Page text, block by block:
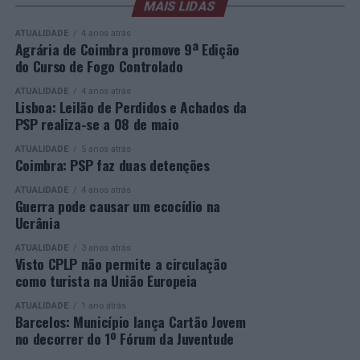
sociedade civil e empresas. Segue-se, à noite, a Gala de
Entrega dos Prémios, durante a qual serão anunciados
os vencedores de cada categoria, estando prevista a
presença de mais de 500 participantes.
Mais informações em:
https://awards.innovationinpolitics.eu/
respostas educativas capazes de dar uma segunda
oportunidade a quem pretende concluir o ensino
secundário e reforçar as suas competências pessoais e
profissionais.
Durante a cerimónia foi ainda reconhecido o trabalho
desenvolvido por toda a equipa de formadores e
para o sucesso desta edição do Curso EFA.
A Escola de Tecnologia e Gestão de Barcelos continua a
afirmar-se como uma referência na formação
profissional e na qualificação de adultos, contribuindo
para o desenvolvimento de competências, o aumento da
empregabilidade e a valorização do capital humano do
concelho e da região.
A Empresa Municipal de Educação e Cultura de Barcelos
felicita todos os diplomados por esta importante
MAIS LIDAS
ATUALIDADE 4 anos atrás
Agrária de Coimbra promove 9ª Edição
do Curso de Fogo Controlado
ATUALIDADE 4 anos atrás
Lisboa: Leilão de Perdidos e Achados da
PSP realiza-se a 08 de maio
ATUALIDADE 5 anos atrás
Coimbra: PSP faz duas detenções
ATUALIDADE 4 anos atrás
Guerra pode causar um ecocídio na
Ucrânia
ATUALIDADE 3 anos atrás
Visto CPLP não permite a circulação
como turista na União Europeia
ATUALIDADE 1 ano atrás
Barcelos: Município lança Cartão Jovem
no decorrer do 1º Fórum da Juventude